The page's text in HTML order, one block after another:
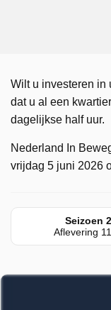
Wilt u investeren in
dat u al een
dagelijkse half uur.
Nederland In
vrijdag 5 juni 2026
Seizoen
Aflevering